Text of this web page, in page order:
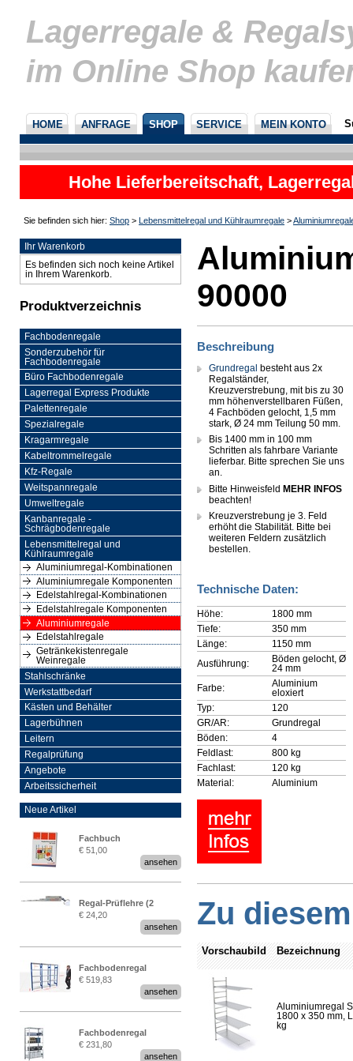
Lagerregale &
im Online Shop
HOME ANFRAGE SHOP SERVICE MEIN KONTO
Hohe Lieferbereitschaft,
nicht
Sie befinden sich hier: Shop > Lebensmittelregal und Kühlraumregale >
Ihr Warenkorb
Es befinden sich noch keine Artikel
in Ihrem Warenkorb.
Produktverzeichnis
Fachbodenregale
Sonderzubehör für
Fachbodenregale
Büro Fachbodenregale
Lagerregal Express Produkte
Palettenregale
Spezialregale
Kragarmregale
Kabeltrommelregale
Kfz-Regale
Weitspannregale
Umweltregale
Kanbanregale -
Schrägbodenregale
Lebensmittelregal und
Kühlraumregale
Aluminiumregal-Kombinationen
Aluminiumregale Komponenten
Edelstahlregal-Kombinationen
Edelstahlregale Komponenten
Aluminiumregale
Edelstahlregale
Getränkekistenregale
Weinregale
Stahlschränke
Werkstattbedarf
Kästen und Behälter
Lagerbühnen
Leitern
Regalprüfung
Angebote
Arbeitssicherheit
Neue Artikel
Fachbuch
„Regalprüfung nach DIN
€ 51,00
ansehen
Regal-Prüflehre (2
Stück)
€ 24,20
ansehen
Fachbodenregal
Stecksystem MultiPlus
2,25 Meter breit
€ 519,83
ansehen
Fachbodenregal
Stecksystem MultiPlus
€ 231,80
ansehen
90000
Beschreibung
Grundregal besteht aus 2x
Regalständer,
Kreuzverstrebung, mit bis zu 30
mm höhenverstellbaren Füßen,
4 Fachböden gelocht, 1,5 mm
stark, Ø 24 mm Teilung 50 mm.
Bis 1400 mm in 100 mm
Schritten als fahrbare Variante
lieferbar. Bitte sprechen Sie uns
an.
Bitte Hinweisfeld MEHR INFOS
beachten!
Kreuzverstrebung je 3. Feld
erhöht die Stabilität. Bitte bei
weiteren Feldern zusätzlich
bestellen.
Technische Daten:
Höhe:
1800 mm
Tiefe:
350 mm
Länge:
1150 mm
Ausführung:
Böden gelocht, Ø
24 mm
Farbe:
Aluminium
eloxiert
Typ:
120
GR/AR:
Grundregal
Böden:
4
Feldlast:
800 kg
Fachlast:
120 kg
Material:
Aluminium
Zu
Vorschaubild Bezeichnung
Aluminiumregal
1800 x 350 mm,
kg